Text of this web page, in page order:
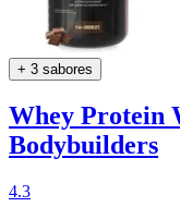
+ 3 sabores
Whey Protein
Bodybuilders
4.3